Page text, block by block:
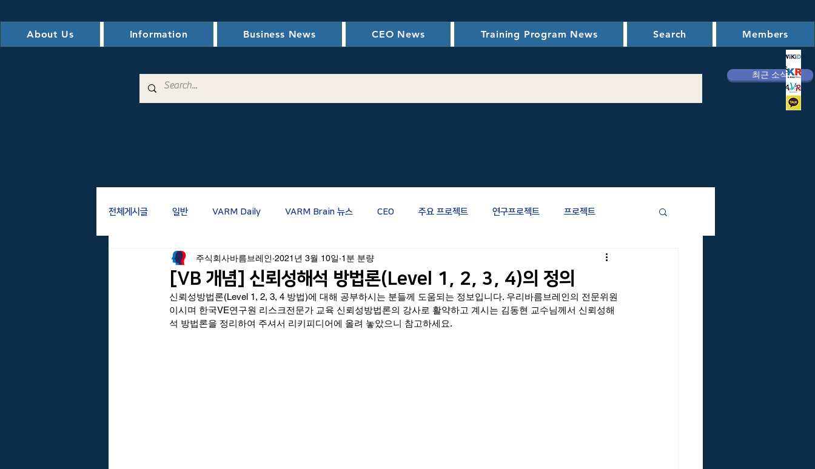
About Us Information Business News CEO News Training Program News Search Members
최근 소식
전체게시글 일반 VARM Daily VARM Brain 뉴스 CEO 주요 프로젝트 연구프로젝트 프로젝트
전자도서관 VM/VE AM관련 RM관련 PM/CM/스마트건설
VARM Brain의 아이디어 바름친구회사(기관) 소식 K-Risk 한국리스크전문가협의회 KVEI 한국VE연구원 리스크인증위원회
[VB 개념] 신뢰성해석 방법론(Level 1, 2, 3, 4)의 정의
주식회사바름브레인 2021년 3월 10일 1분 분량
신뢰성방법론(Level 1, 2, 3, 4 방법)에 대해 공부하시는 분들께 도움되는 정보입니다. 우리바름브레인의 전문위원
이시며 한국VE연구원 리스크전문가 교육 신뢰성방법론의 강사로 활약하고 계시는 김동현 교수님께서 신뢰성해
석 방법론을 정리하여 주셔서 리키피디어에 올려 놓았으니 참고하세요.